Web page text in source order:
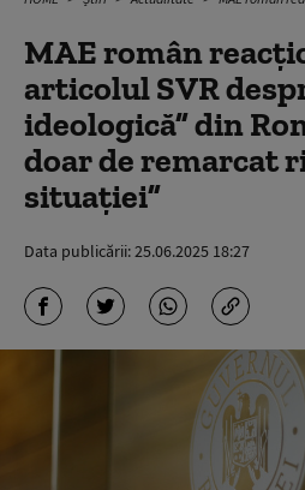
MAE român
articolul SVR
ideologică” din
doar de remarcat
situației”
Data publicării:25.06.2025 18:27